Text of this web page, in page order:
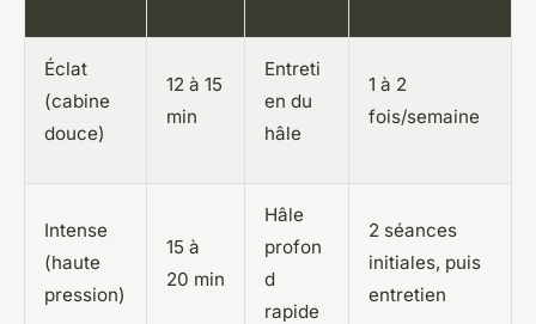
Éclat
(cabine
douce)
12 à 15
min
Entreti
en du
hâle
1 à 2
fois/semaine
Intense
(haute
pression)
15 à
20 min
Hâle
profon
d
rapide
2 séances
initiales, puis
entretien